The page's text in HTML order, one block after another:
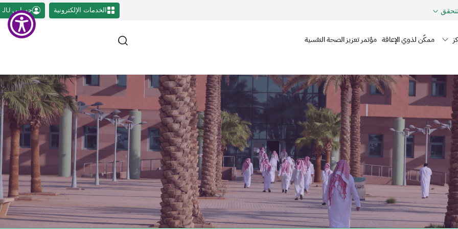
الخدمات الإلكترونية حسابي JU
ممكّن لذوي الإعاقة مؤتمر تعزيز الصحة النفسية